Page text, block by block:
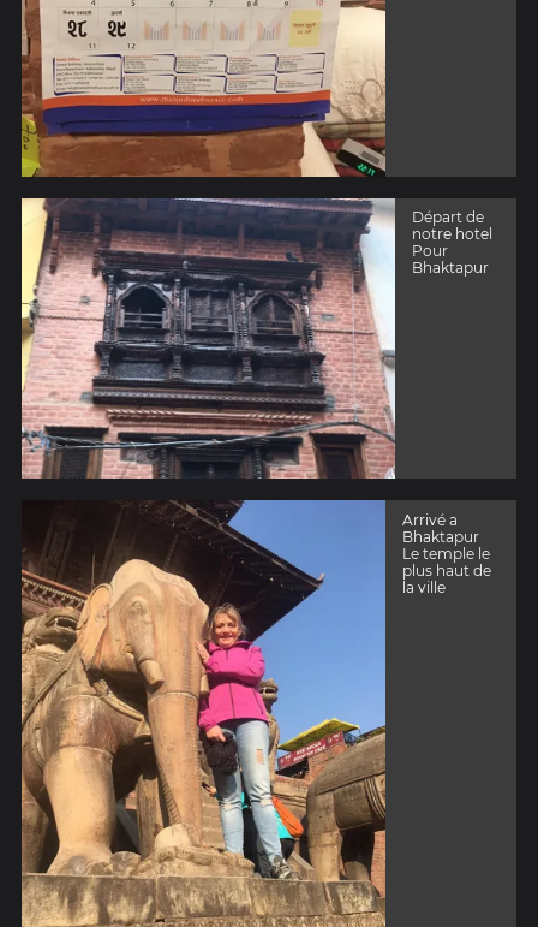
Départ de
notre hotel
Pour
Bhaktapur
Arrivé a
Bhaktapur
Le temple le
plus haut de
la ville